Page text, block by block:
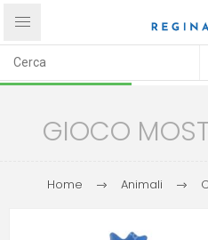
GIOCO
Home Animali